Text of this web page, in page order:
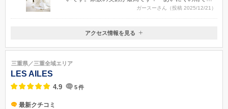
たが、まるで晴れているかのように撮影いただき、ま
た自然とマッチしており、大変満足しております。・
夫婦の表情、家族の表情、細かな描写を撮影頂き、見
ガースーさん（投稿 2025/12/21）
三重県伊勢市中村町355-1
近鉄・五十鈴川駅よりすぐ。伊勢道・伊勢ICより車で３分
アクセス情報を見る
三重県／三重全域エリア
LES AILES
4.9 5件
最新クチコミ